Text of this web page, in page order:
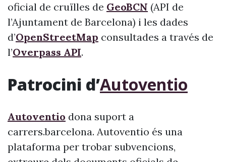
oficial de cruïlles de GeoBCN (API de
l’Ajuntament de Barcelona) i les dades
d’OpenStreetMap consultades a través de
l’Overpass API.
Patrocini d’Autoventio
Autoventio dona suport a
carrers.barcelona. Autoventio és una
plataforma per trobar subvencions,